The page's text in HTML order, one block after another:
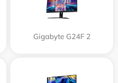
Gigabyte G24F 2